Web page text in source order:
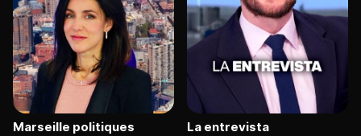
Marseille politiques La entrevista